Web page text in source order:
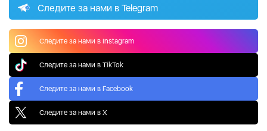
Следите за нами в Telegram
Следите за нами в Instagram
Следите за нами в TikTok
Следите за нами в Facebook
Следите за нами в X